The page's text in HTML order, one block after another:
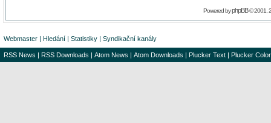
Powered byphpBB© 2001,
Webmaster | Hledání | Statistiky | Syndikační kanály
RSS News | RSS Downloads | Atom News | Atom Downloads | Plucker Text | Plucker Color